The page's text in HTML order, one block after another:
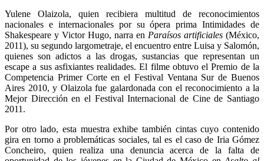
Yulene Olaizola, quien recibiera multitud de reconocimientos
nacionales e internacionales por su ópera prima Intimidades de
Shakespeare y Victor Hugo, narra en Paraísos artificiales (México,
2011), su segundo largometraje, el encuentro entre Luisa y Salomón,
quienes son adictos a las drogas, sustancias que representan un
escape a sus asfixiantes realidades. El filme obtuvo el Premio de la
Competencia Primer Corte en el Festival Ventana Sur de Buenos
Aires 2010, y Olaizola fue galardonada con el reconocimiento a la
Mejor Dirección en el Festival Internacional de Cine de Santiago
2011.
Por otro lado, esta muestra exhibe también cintas cuyo contenido
gira en torno a problemáticas sociales, tal es el caso de Iria Gómez
Concheiro, quien realiza una denuncia acerca de la falta de